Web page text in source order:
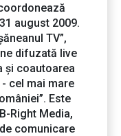
august 2009.
TV”,
difuzată live
și coautoarea
cel mai mare
Este
Right Media,
comunicare